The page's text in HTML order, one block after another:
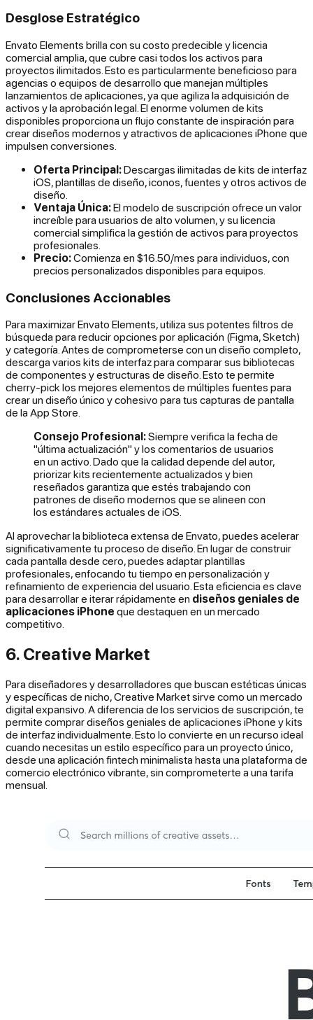
Desglose Estratégico
Envato Elements brilla con su costo predecible y licencia
comercial amplia, que cubre casi todos los activos para
proyectos ilimitados. Esto es particularmente beneficioso para
agencias o equipos de desarrollo que manejan múltiples
lanzamientos de aplicaciones, ya que agiliza la adquisición de
activos y la aprobación legal. El enorme volumen de kits
disponibles proporciona un flujo constante de inspiración para
crear diseños modernos y atractivos de aplicaciones iPhone que
impulsen conversiones.
Oferta Principal:Descargas ilimitadas de kits de interfaz
iOS, plantillas de diseño, iconos, fuentes y otros activos de
diseño.
Ventaja Única:El modelo de suscripción ofrece un valor
increíble para usuarios de alto volumen, y su licencia
comercial simplifica la gestión de activos para proyectos
profesionales.
Precio:Comienza en $16.50/mes para individuos, con
precios personalizados disponibles para equipos.
Conclusiones Accionables
Para maximizar Envato Elements, utiliza sus potentes filtros de
búsqueda para reducir opciones por aplicación (Figma, Sketch)
y categoría. Antes de comprometerse con un diseño completo,
descarga varios kits de interfaz para comparar sus bibliotecas
de componentes y estructuras de diseño. Esto te permite
cherry-pick los mejores elementos de múltiples fuentes para
crear un diseño único y cohesivo para tus capturas de pantalla
de la App Store.
Consejo Profesional:Siempre verifica la fecha de
"última actualización" y los comentarios de usuarios
en un activo. Dado que la calidad depende del autor,
priorizar kits recientemente actualizados y bien
reseñados garantiza que estés trabajando con
patrones de diseño modernos que se alineen con
los estándares actuales de iOS.
Al aprovechar la biblioteca extensa de Envato, puedes acelerar
significativamente tu proceso de diseño. En lugar de construir
cada pantalla desde cero, puedes adaptar plantillas
profesionales, enfocando tu tiempo en personalización y
refinamiento de experiencia del usuario. Esta eficiencia es clave
para desarrollar e iterar rápidamente en diseños geniales de
aplicaciones iPhone que destaquen en un mercado
competitivo.
6. Creative Market
Para diseñadores y desarrolladores que buscan estéticas únicas
y específicas de nicho, Creative Market sirve como un mercado
digital expansivo. A diferencia de los servicios de suscripción, te
permite comprar diseños geniales de aplicaciones iPhone y kits
de interfaz individualmente. Esto lo convierte en un recurso ideal
cuando necesitas un estilo específico para un proyecto único,
desde una aplicación fintech minimalista hasta una plataforma de
comercio electrónico vibrante, sin comprometerte a una tarifa
mensual.